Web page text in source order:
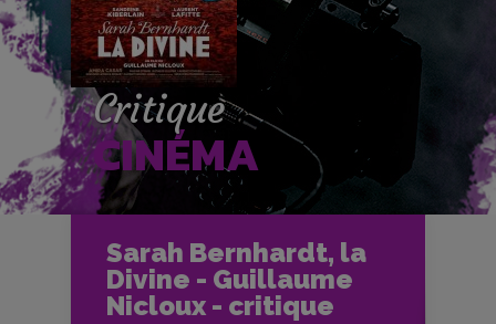
Critique
CINÉMA
Sarah Bernhardt, la
Divine - Guillaume
Nicloux - critique
Accueil
Cinéma
Critiques et fiches films
Sarah Bernhardt, la Divine -
Guillaume Nicloux - critique